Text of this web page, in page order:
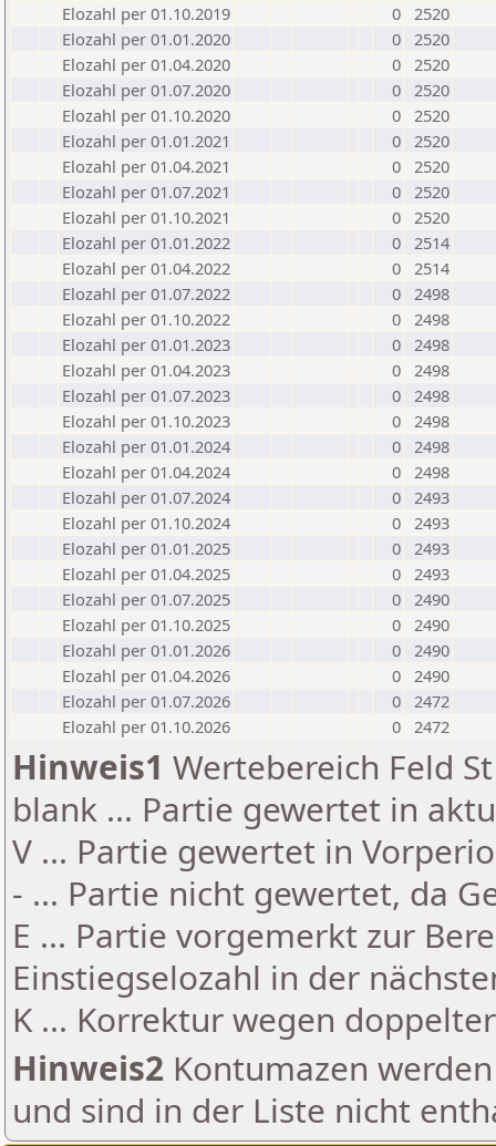
Elozahl per 01.10.2019
0 2520
Elozahl per 01.01.2020
0 2520
Elozahl per 01.04.2020
0 2520
Elozahl per 01.07.2020
0 2520
Elozahl per 01.10.2020
0 2520
Elozahl per 01.01.2021
0 2520
Elozahl per 01.04.2021
0 2520
Elozahl per 01.07.2021
0 2520
Elozahl per 01.10.2021
0 2520
Elozahl per 01.01.2022
0 2514
Elozahl per 01.04.2022
0 2514
Elozahl per 01.07.2022
0 2498
Elozahl per 01.10.2022
0 2498
Elozahl per 01.01.2023
0 2498
Elozahl per 01.04.2023
0 2498
Elozahl per 01.07.2023
0 2498
Elozahl per 01.10.2023
0 2498
Elozahl per 01.01.2024
0 2498
Elozahl per 01.04.2024
0 2498
Elozahl per 01.07.2024
0 2493
Elozahl per 01.10.2024
0 2493
Elozahl per 01.01.2025
0 2493
Elozahl per 01.04.2025
0 2493
Elozahl per 01.07.2025
0 2490
Elozahl per 01.10.2025
0 2490
Elozahl per 01.01.2026
0 2490
Elozahl per 01.04.2026
0 2490
Elozahl per 01.07.2026
0 2472
Elozahl per 01.10.2026
0 2472
Hinweis1 Wertebereich Feld
blank ... Partie gewertet in
V ... Partie gewertet in
- ... Partie nicht gewertet, da
E ... Partie vorgemerkt zur
Einstiegselozahl in der
K ... Korrektur wegen
Hinweis2 Kontumazen
und sind in der Liste nicht